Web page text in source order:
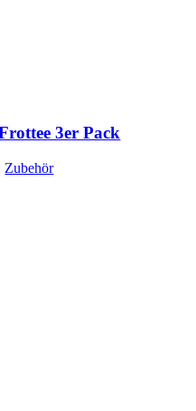
3er Pack
Zubehör